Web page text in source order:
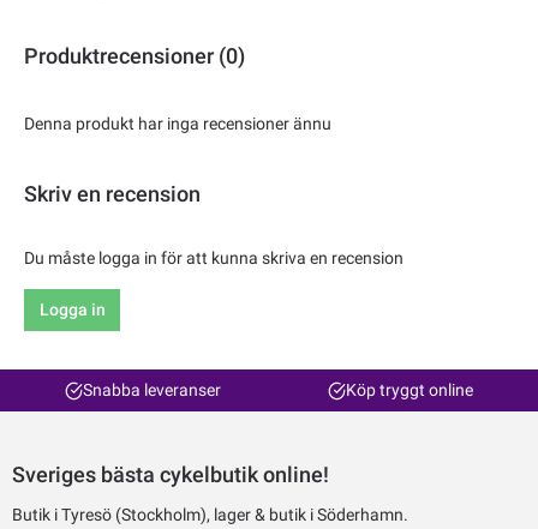
Produktrecensioner (0)
Denna produkt har inga recensioner ännu
Skriv en recension
Du måste logga in för att kunna skriva en recension
Logga in
Snabba leveranser Köp tryggt online
Sveriges bästa cykelbutik online!
Butik i Tyresö (Stockholm), lager & butik i Söderhamn.